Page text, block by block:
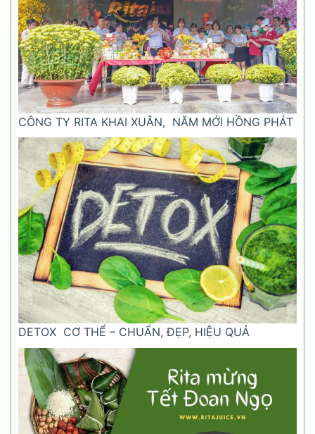
CÔNG TY RITA KHAI XUÂN, NĂM MỚI HỒNG PHÁT
DETOX CƠ THỂ – CHUẨN, ĐẸP, HIỆU QUẢ